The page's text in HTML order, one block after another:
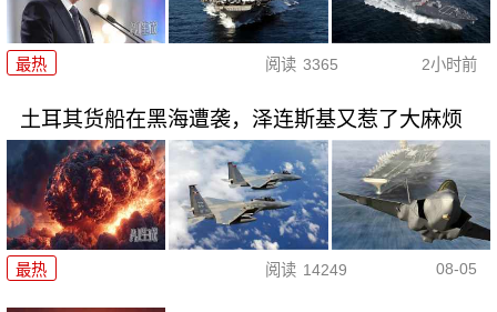
最热 阅读 3365 2小时前
土耳其货船在黑海遭袭，泽连斯基又惹了大麻烦
最热 阅读 14249 08-05